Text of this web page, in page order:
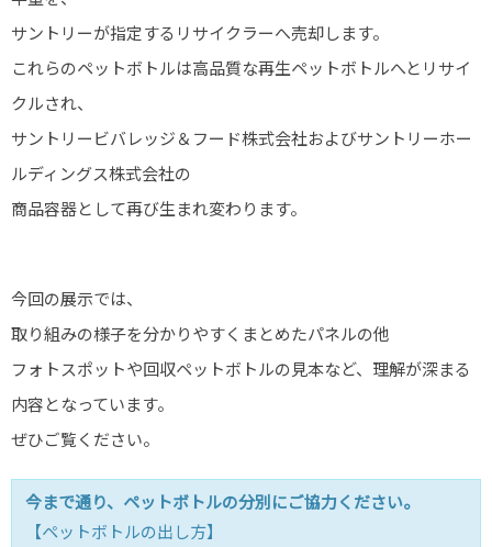
サントリーが指定するリサイクラーへ売却します。
これらのペットボトルは高品質な再生ペットボトルへとリサイ
クルされ、
サントリービバレッジ＆フード株式会社およびサントリーホー
ルディングス株式会社の
商品容器として再び生まれ変わります。
今回の展示では、
取り組みの様子を分かりやすくまとめたパネルの他
フォトスポットや回収ペットボトルの見本など、理解が深まる
内容となっています。
ぜひご覧ください。
今まで通り、ペットボトルの分別にご協力ください。
【ペットボトルの出し方】